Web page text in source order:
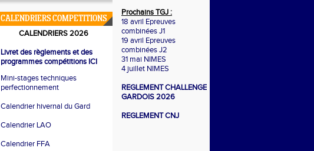
CALENDRIERS COMPETITIONS
CALENDRIERS 2026
Livret des règlements et des
programmes compétitions ICI
Mini-stages techniques
perfectionnement
Calendrier hivernal du Gard
Calendrier LAO
Calendrier FFA
Prochains TGJ :
18 avril Epreuves
combinées J1
19 avril Epreuves
combinées J2
31 mai NIMES
4 juillet NIMES
REGLEMENT CHALLENGE
GARDOIS 2026
REGLEMENT CNJ